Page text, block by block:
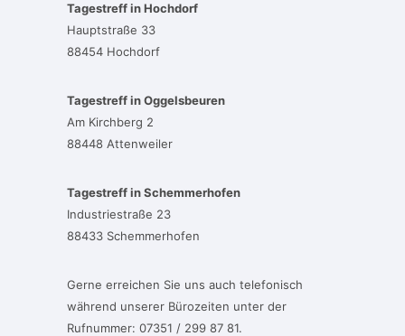
Tagestreff in Hochdorf
Hauptstraße 33
88454 Hochdorf
Tagestreff in Oggelsbeuren
Am Kirchberg 2
88448 Attenweiler
Tagestreff in Schemmerhofen
Industriestraße 23
88433 Schemmerhofen
Gerne erreichen Sie uns auch telefonisch
während unserer Bürozeiten unter der
Rufnummer: 07351 / 299 87 81.